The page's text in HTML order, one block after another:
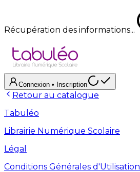
Récupération des informations...
Connexion • Inscription
Retour au catalogue
Tabuléo
Librairie Numérique Scolaire
Légal
Conditions Générales d'Utilisation